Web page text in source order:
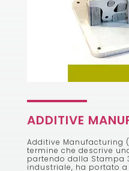
ADDITIVE
Additive Manufacturing
termine che descrive
partendo dalla Stampa
industriale, ha portato